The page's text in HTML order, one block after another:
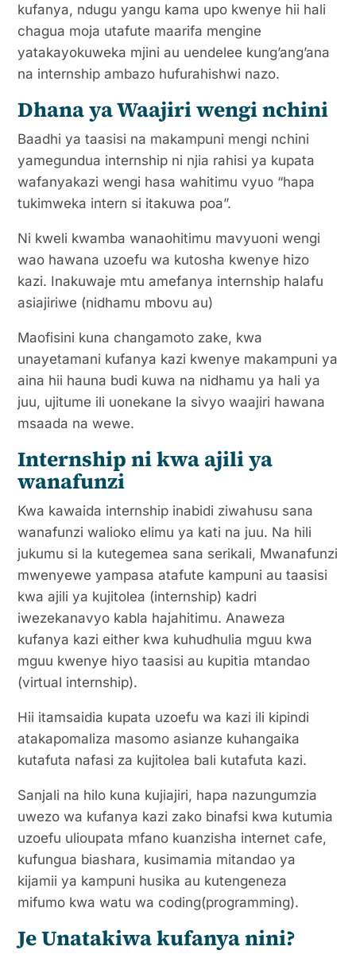
kufanya, ndugu yangu kama upo kwenye hii hali
chagua moja utafute maarifa mengine
yatakayokuweka mjini au uendelee kung’ang’ana
na internship ambazo hufurahishwi nazo.
Dhana ya Waajiri wengi nchini
Baadhi ya taasisi na makampuni mengi nchini
yamegundua internship ni njia rahisi ya kupata
wafanyakazi wengi hasa wahitimu vyuo “hapa
tukimweka intern si itakuwa poa”.
Ni kweli kwamba wanaohitimu mavyuoni wengi
wao hawana uzoefu wa kutosha kwenye hizo
kazi. Inakuwaje mtu amefanya internship halafu
asiajiriwe (nidhamu mbovu au)
Maofisini kuna changamoto zake, kwa
unayetamani kufanya kazi kwenye makampuni ya
aina hii hauna budi kuwa na nidhamu ya hali ya
juu, ujitume ili uonekane la sivyo waajiri hawana
msaada na wewe.
Internship ni kwa ajili ya
wanafunzi
Kwa kawaida internship inabidi ziwahusu sana
wanafunzi walioko elimu ya kati na juu. Na hili
jukumu si la kutegemea sana serikali, Mwanafunzi
mwenyewe yampasa atafute kampuni au taasisi
kwa ajili ya kujitolea (internship) kadri
iwezekanavyo kabla hajahitimu. Anaweza
kufanya kazi either kwa kuhudhulia mguu kwa
mguu kwenye hiyo taasisi au kupitia mtandao
(virtual internship).
Hii itamsaidia kupata uzoefu wa kazi ili kipindi
atakapomaliza masomo asianze kuhangaika
kutafuta nafasi za kujitolea bali kutafuta kazi.
Sanjali na hilo kuna kujiajiri, hapa nazungumzia
uwezo wa kufanya kazi zako binafsi kwa kutumia
uzoefu ulioupata mfano kuanzisha internet cafe,
kufungua biashara, kusimamia mitandao ya
kijamii ya kampuni husika au kutengeneza
mifumo kwa watu wa coding(programming).
Je Unatakiwa kufanya nini?